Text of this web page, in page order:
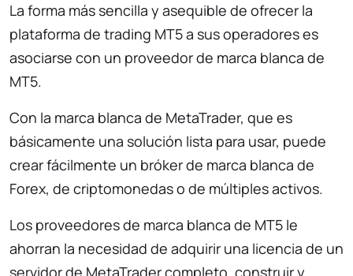
La forma más sencilla y asequible de ofrecer la
plataforma de trading MT5 a sus operadores es
asociarse con un proveedor de marca blanca de
MT5.
Con la marca blanca de MetaTrader, que es
básicamente una solución lista para usar, puede
crear fácilmente un bróker de marca blanca de
Forex, de criptomonedas o de múltiples activos.
Los proveedores de marca blanca de MT5 le
ahorran la necesidad de adquirir una licencia de un
servidor de MetaTrader completo, construir y